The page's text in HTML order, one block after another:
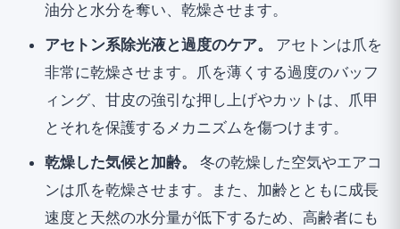
油分と水分を奪い、乾燥させます。
アセトン系除光液と過度のケア。
アセトンは爪を
非常に乾燥させます。爪を薄くする過度のバッフ
ィング、甘皮の強引な押し上げやカットは、爪甲
とそれを保護するメカニズムを傷つけます。
乾燥した気候と加齢。
冬の乾燥した空気やエアコ
ンは爪を乾燥させます。また、加齢とともに成長
速度と天然の水分量が低下するため、高齢者にも